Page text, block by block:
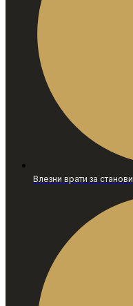
Влезни врати за станови